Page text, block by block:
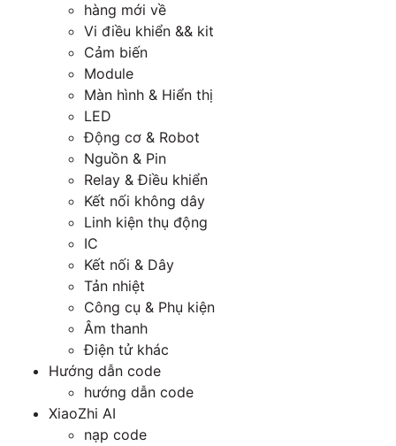
hàng mới về
Vi điều khiển && kit
Cảm biến
Module
Màn hình & Hiển thị
LED
Động cơ & Robot
Nguồn & Pin
Relay & Điều khiển
Kết nối không dây
Linh kiện thụ động
IC
Kết nối & Dây
Tản nhiệt
Công cụ & Phụ kiện
Âm thanh
Điện tử khác
Hướng dẫn code
hướng dẫn code
XiaoZhi AI
nạp code